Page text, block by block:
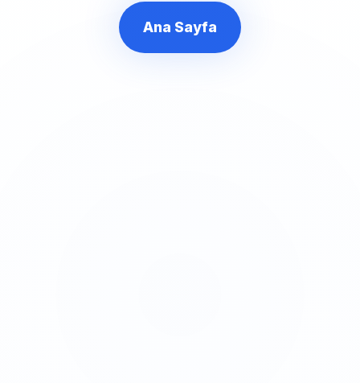
Ana Sayfa